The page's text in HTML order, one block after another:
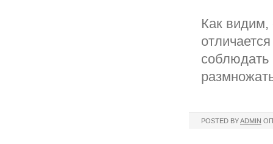
Как видим,
соблюдать
POSTED BYADMIN